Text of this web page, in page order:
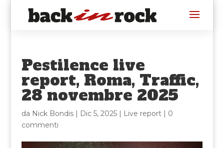
Pestilence live
report, Roma, Traffic,
28 novembre 2025
da Nick Bondis| Dic 5, 2025| Live report| 0
commenti